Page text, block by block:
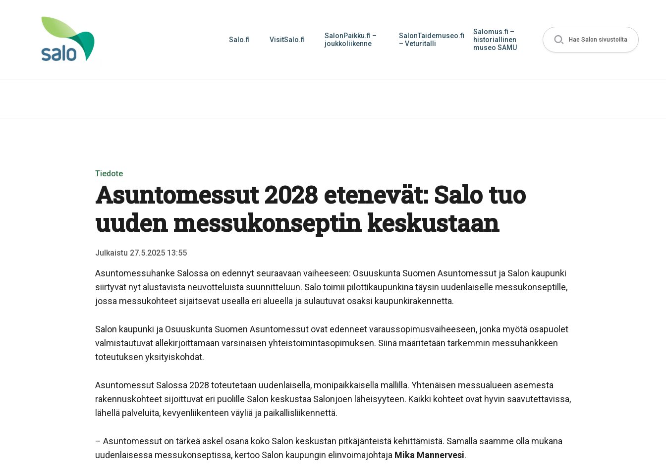
Salo.fi VisitSalo.fi
SalonPaikku.fi –
joukkoliikenne
SalonTaidemuseo.fi
– Veturitalli
Salomus.fi –
historiallinen
museo SAMU
Hae Salon sivustoilta
Tiedote
Asuntomessut 2028 etenevät: Salo tuo
uuden messukonseptin keskustaan
Julkaistu 27.5.2025 13:55
Asuntomessuhanke Salossa on edennyt seuraavaan vaiheeseen: Osuuskunta Suomen Asuntomessut ja Salon kaupunki
siirtyvät nyt alustavista neuvotteluista suunnitteluun. Salo toimii pilottikaupunkina täysin uudenlaiselle messukonseptille,
jossa messukohteet sijaitsevat usealla eri alueella ja sulautuvat osaksi kaupunkirakennetta.
Salon kaupunki ja Osuuskunta Suomen Asuntomessut ovat edenneet varaussopimusvaiheeseen, jonka myötä osapuolet
valmistautuvat allekirjoittamaan varsinaisen yhteistoimintasopimuksen. Siinä määritetään tarkemmin messuhankkeen
toteutuksen yksityiskohdat.
Asuntomessut Salossa 2028 toteutetaan uudenlaisella, monipaikkaisella mallilla. Yhtenäisen messualueen asemesta
rakennuskohteet sijoittuvat eri puolille Salon keskustaa Salonjoen läheisyyteen. Kaikki kohteet ovat hyvin saavutettavissa,
lähellä palveluita, kevyenliikenteen väyliä ja paikallisliikennettä.
– Asuntomessut on tärkeä askel osana koko Salon keskustan pitkäjänteistä kehittämistä. Samalla saamme olla mukana
uudenlaisessa messukonseptissa, kertoo Salon kaupungin elinvoimajohtaja Mika Mannervesi.